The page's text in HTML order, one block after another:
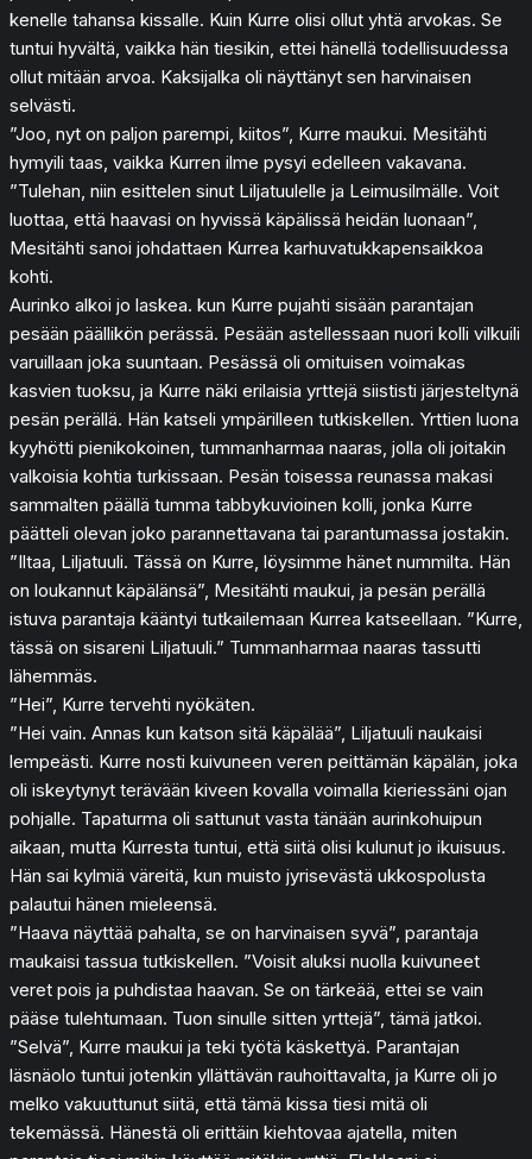
kenelle tahansa kissalle. Kuin Kurre olisi ollut yhtä arvokas. Se
tuntui hyvältä, vaikka hän tiesikin, ettei hänellä todellisuudessa
ollut mitään arvoa. Kaksijalka oli näyttänyt sen harvinaisen
selvästi.
”Joo, nyt on paljon parempi, kiitos”, Kurre maukui. Mesitähti
hymyili taas, vaikka Kurren ilme pysyi edelleen vakavana.
”Tulehan, niin esittelen sinut Liljatuulelle ja Leimusilmälle. Voit
luottaa, että haavasi on hyvissä käpälissä heidän luonaan”,
Mesitähti sanoi johdattaen Kurrea karhuvatukkapensaikkoa
kohti.
Aurinko alkoi jo laskea. kun Kurre pujahti sisään parantajan
pesään päällikön perässä. Pesään astellessaan nuori kolli vilkuili
varuillaan joka suuntaan. Pesässä oli omituisen voimakas
kasvien tuoksu, ja Kurre näki erilaisia yrttejä siististi järjesteltynä
pesän perällä. Hän katseli ympärilleen tutkiskellen. Yrttien luona
kyyhötti pienikokoinen, tummanharmaa naaras, jolla oli joitakin
valkoisia kohtia turkissaan. Pesän toisessa reunassa makasi
sammalten päällä tumma tabbykuvioinen kolli, jonka Kurre
päätteli olevan joko parannettavana tai parantumassa jostakin.
”Iltaa, Liljatuuli. Tässä on Kurre, löysimme hänet nummilta. Hän
on loukannut käpälänsä”, Mesitähti maukui, ja pesän perällä
istuva parantaja kääntyi tutkailemaan Kurrea katseellaan. ”Kurre,
tässä on sisareni Liljatuuli.” Tummanharmaa naaras tassutti
lähemmäs.
”Hei”, Kurre tervehti nyökäten.
”Hei vain. Annas kun katson sitä käpälää”, Liljatuuli naukaisi
lempeästi. Kurre nosti kuivuneen veren peittämän käpälän, joka
oli iskeytynyt terävään kiveen kovalla voimalla kieriessäni ojan
pohjalle. Tapaturma oli sattunut vasta tänään aurinkohuipun
aikaan, mutta Kurresta tuntui, että siitä olisi kulunut jo ikuisuus.
Hän sai kylmiä väreitä, kun muisto jyrisevästä ukkospolusta
palautui hänen mieleensä.
”Haava näyttää pahalta, se on harvinaisen syvä”, parantaja
maukaisi tassua tutkiskellen. ”Voisit aluksi nuolla kuivuneet
veret pois ja puhdistaa haavan. Se on tärkeää, ettei se vain
pääse tulehtumaan. Tuon sinulle sitten yrttejä”, tämä jatkoi.
”Selvä”, Kurre maukui ja teki työtä käskettyä. Parantajan
läsnäolo tuntui jotenkin yllättävän rauhoittavalta, ja Kurre oli jo
melko vakuuttunut siitä, että tämä kissa tiesi mitä oli
tekemässä. Hänestä oli erittäin kiehtovaa ajatella, miten